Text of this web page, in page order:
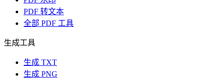
PDF 转文本
全部 PDF 工具
生成工具
生成 TXT
生成 PNG